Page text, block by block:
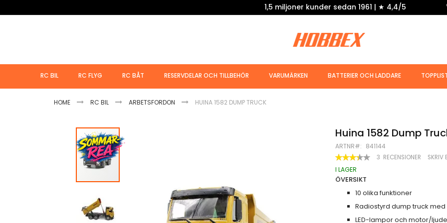
1,5 miljoner kunder sedan 1961 | ★ 4,4/5
RC BIL RC FLYG RC BÅT RESERVDELAR OCH TILLBEHÖR VARUMÄRKEN BATTERIER OCH LADDARE
HOME RC BIL ARBETSFORDON HUINA 1582 DUMP TRUCK
Hoppa
till
slutet
av
bildgalleriet
Huina 1582 Dump
ARTNR 841144
BETYG:
67 100
3 RECENSIONER SKRIV
I LAGER
ÖVERSIKT
10 olika funktioner
Radiostyrd dump truck
LED-lampor och motor/